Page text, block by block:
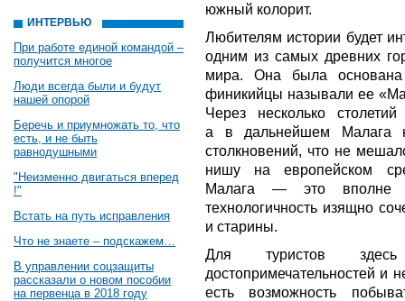
ИНТЕРВЬЮ
При работе единой командой –
получится многое
Люди всегда были и будут
нашей опорой
Беречь и приумножать то, что
есть, и не быть
равнодушными
"Неизменно двигаться вперед
!"
Встать на путь исправления
Что не знаете – подскажем…
В управлении соцзащиты
рассказали о новом пособии
на первенца в 2018 году
южный колорит.
Любителям истории будет
одним из самых древних
мира. Она была
финикийцы называли ее
Через несколько
а в дальнейшем Малага
столкновений, что не
нишу на европейском
Малага — это вполне
технологичность изящно
и старины.
Для туристов
достопримечательностей и
есть возможность